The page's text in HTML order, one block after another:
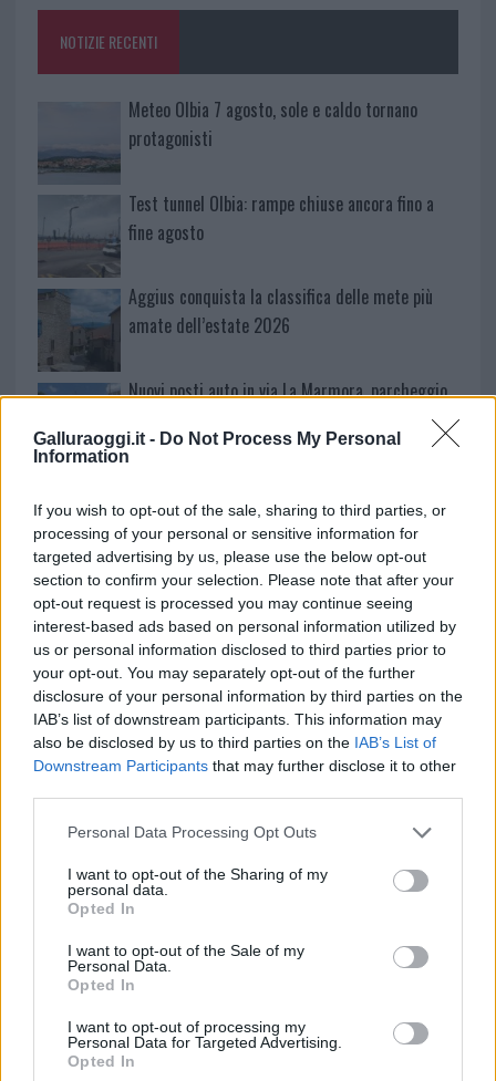
Galluraoggi.it - Do Not Process My Personal
Information
If you wish to opt-out of the sale, sharing to third parties, or
processing of your personal or sensitive information for
targeted advertising by us, please use the below opt-out
section to confirm your selection. Please note that after your
opt-out request is processed you may continue seeing
interest-based ads based on personal information utilized by
us or personal information disclosed to third parties prior to
your opt-out. You may separately opt-out of the further
disclosure of your personal information by third parties on the
IAB’s list of downstream participants. This information may
also be disclosed by us to third parties on the IAB’s List of
Downstream Participants that may further disclose it to other
Please note that this website/app uses one or more Google
not limited to your visit or usage behaviour. You may click to
grant or deny consent to Google and its third-party tags to
use your data for below specified purposes in below Google
consent section.
Personal Data Processing Opt Outs
I want to opt-out of the Sharing of my
personal data.
Opted In
I want to opt-out of the Sale of my
Personal Data.
Opted In
I want to opt-out of processing my
Personal Data for Targeted Advertising.
Opted In
o
k
p
NOTIZIE RECENTI
Meteo Olbia 7 agosto, sole e caldo tornano
protagonisti
Test tunnel Olbia: rampe chiuse ancora fino a
fine agosto
Aggius conquista la classifica delle mete più
amate dell’estate 2026
Nuovi posti auto in via La Marmora, parcheggio
bussano alle porte
Notre-Dame de Paris conquista Olbia, la prima
al Molo Brin è un successo
Strada Sassari-Olbia, incidente all’alba: ferito il
conducente
NECROLOGIE
Mario Malu